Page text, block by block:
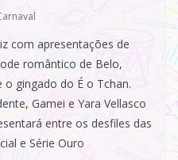
com apresentações de
romântico de Belo,
o gingado do É o Tchan.
Gamei e Yara Vellasco
entre os desfiles das
e Série Ouro